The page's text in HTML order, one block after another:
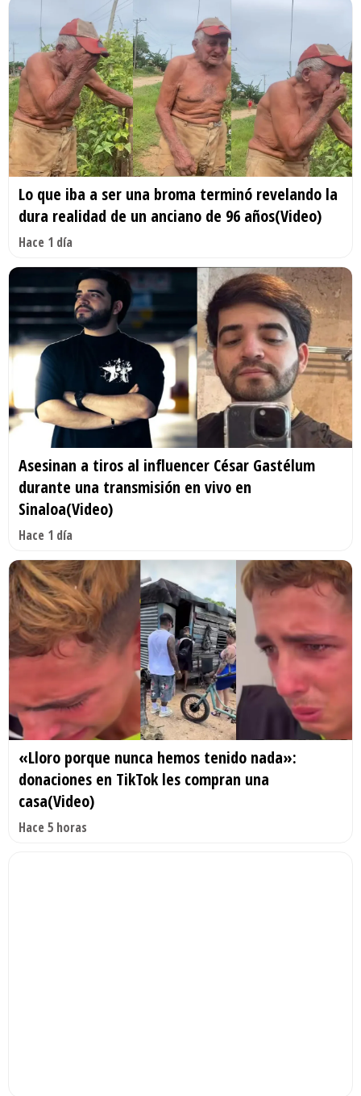
Lo que iba a ser una broma terminó revelando la
dura realidad de un anciano de 96 años(Video)
Hace 1 día
Asesinan a tiros al influencer César Gastélum
durante una transmisión en vivo en
Sinaloa(Video)
Hace 1 día
«Lloro porque nunca hemos tenido nada»:
donaciones en TikTok les compran una
casa(Video)
Hace 5 horas